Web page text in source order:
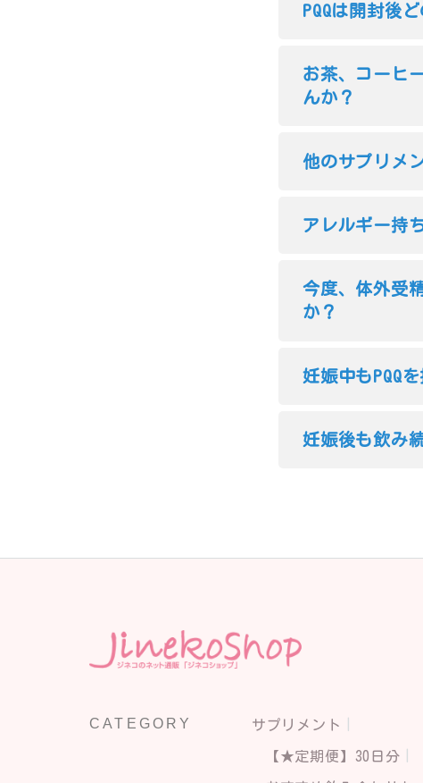
PQQは開封後
お茶、コーヒ
んか？
他のサプリメ
アレルギー持
今度、体外受
か？
妊娠中もPQQ
妊娠後も飲み
CATEGORY サプリメント
【★定期便】30日分